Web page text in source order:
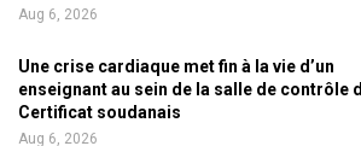
Aug 6, 2026
Une crise cardiaque met fin à la vie d’un
enseignant au sein de la salle de contrôle
Certificat soudanais
Aug 6, 2026